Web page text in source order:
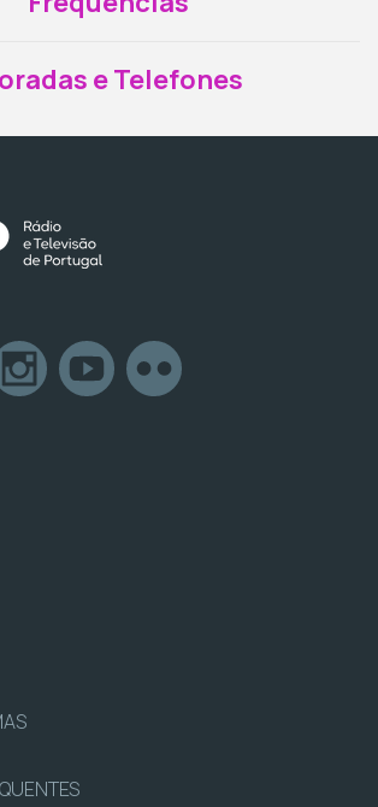
e Telefones